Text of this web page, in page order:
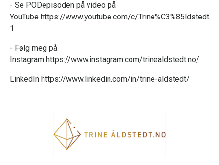
- Se PODepisoden på video på
YouTube https://www.youtube.com/c/Trine%C3%85ldstedt
1
- Følg meg på
Instagram https://www.instagram.com/trinealdstedt.no/
LinkedIn https://www.linkedin.com/in/trine-aldstedt/